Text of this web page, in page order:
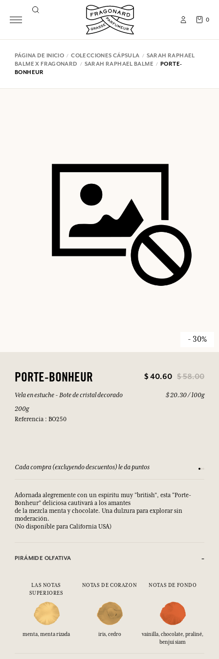
0
PÁGINA DE INICIO COLECCIONES CÁPSULA
SARAH RAPHAEL
BALME X FRAGONARD
SARAH RAPHAEL BALME
PORTE-
BONHEUR
- 30%
PORTE-BONHEUR $ 40.60 $ 58.00
Vela en estuche - Bote de cristal decorado
200g
Referencia : BO250
$ 20.30 / 100g
Cada compra (excluyendo descuentos) le da puntos
Adornada alegremente con un espíritu muy “british”, esta “Porte-
Bonheur” deliciosa cautivará a los amantes
de la mezcla menta y chocolate. Una dulzura para explorar sin
moderación.
(No disponible para California USA)
PIRÁMIDE OLFATIVA
LAS NOTAS
SUPERIORES
NOTAS DE CORAZON NOTAS DE FONDO
menta, menta rizada iris, cedro
vainilla, chocolate, praliné,
benjuí siam